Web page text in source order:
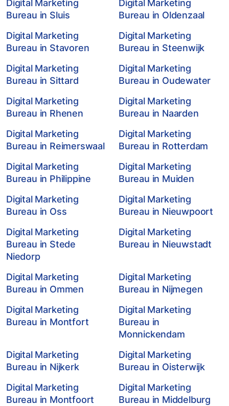
Digital Marketing
Bureau in Sluis
Digital Marketing
Bureau in Oldenzaal
Digital Marketing
Bureau in Stavoren
Digital Marketing
Bureau in Steenwijk
Digital Marketing
Bureau in Sittard
Digital Marketing
Bureau in Oudewater
Digital Marketing
Bureau in Rhenen
Digital Marketing
Bureau in Naarden
Digital Marketing
Bureau in Reimerswaal
Digital Marketing
Bureau in Rotterdam
Digital Marketing
Bureau in Philippine
Digital Marketing
Bureau in Muiden
Digital Marketing
Bureau in Oss
Digital Marketing
Bureau in Nieuwpoort
Digital Marketing
Bureau in Stede
Niedorp
Digital Marketing
Bureau in Nieuwstadt
Digital Marketing
Bureau in Ommen
Digital Marketing
Bureau in Nijmegen
Digital Marketing
Bureau in Montfort
Digital Marketing
Bureau in
Monnickendam
Digital Marketing
Bureau in Nijkerk
Digital Marketing
Bureau in Oisterwijk
Digital Marketing
Bureau in Montfoort
Digital Marketing
Bureau in Middelburg